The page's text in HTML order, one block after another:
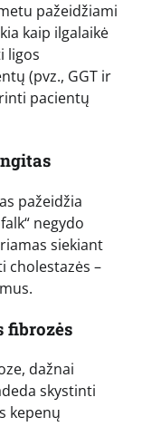
pažeidžiami
kaip ilgalaikė
ligos
(pvz., GGT ir
pacientų
pažeidžia
negydo
siekiant
cholestazės –
fibrozės
dažnai
skystinti
kepenų